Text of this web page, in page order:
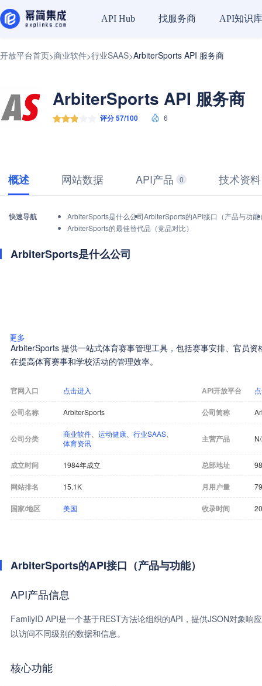
API Hub 找服务商 API知识库
开放平台首页>商业软件>行业SAAS>ArbiterSports API 服务商
ArbiterSports API 服务商
评分 57/100 6
概述 网站数据 API产品 0 技术资料
快速导航 ArbiterSports是什么公司ArbiterSports的API接口（产品与功能
ArbiterSports的最佳替代品（竞品对比）
ArbiterSports是什么公司
更多
ArbiterSports 提供一站式体育赛事管理工具，包括赛事安排、官员
在提高体育赛事和学校活动的管理效率。
官网入口 点击进入 API开放平台
公司名称 ArbiterSports 公司简称
公司分类 商业软件 运动健康 行业SAAS
体育资讯
主营产品
成立时间 1984年成立 总部地址
网站排名 15.1K 月用户量
国家/地区 美国 收录时间
ArbiterSports的API接口（产品与功能）
API产品信息
FamilyID API是一个基于REST方法论组织的API，提供JSON对象
以访问不同级别的数据和信息。
核心功能